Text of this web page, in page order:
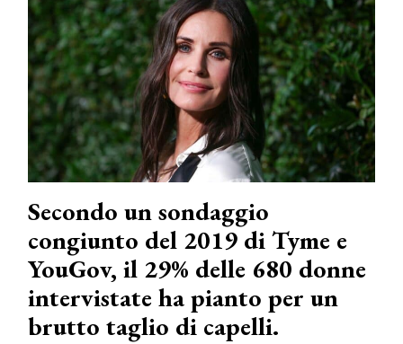
Secondo un sondaggio
congiunto del 2019 di Tyme e
YouGov, il 29% delle 680 donne
intervistate ha pianto per un
brutto taglio di capelli.